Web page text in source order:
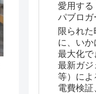
愛用する
パブロガ
限られ
に、いか
最大化で
最新ガジ
等）によ
電費検